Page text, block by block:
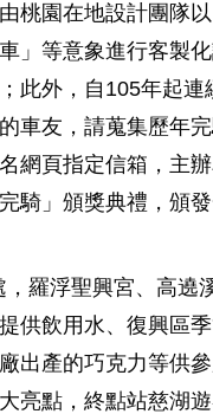
桃園在地設計團隊
」等意象進行客製
此外，自105年起連
車友，請蒐集歷年
網頁指定信箱，主
騎」頒獎典禮，頒
羅浮聖興宮、高遶
供飲用水、復興區
出產的巧克力等供
亮點，終點站慈湖